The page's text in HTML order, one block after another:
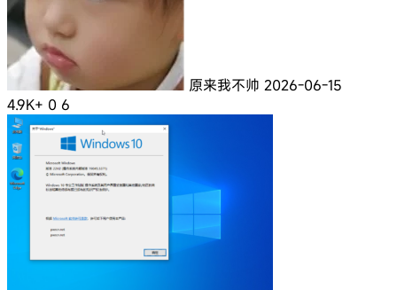
原来我不帅 2026-06-15
4.9K+ 0 6